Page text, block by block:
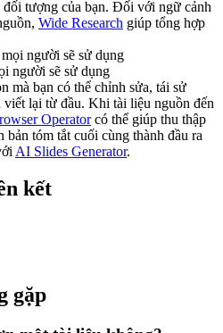
đối tượng của bạn. Đối với ngữ cảnh
Wide Research giúp tổng hợp
người sẽ sử dụng
mà bạn có thể chỉnh sửa, tái sử
viết lại từ đầu. Khi tài liệu nguồn đến
Operatorcó thể giúp thu thập
tóm tắt cuối cùng thành đầu ra
AI Slides Generator.
kết
gặp